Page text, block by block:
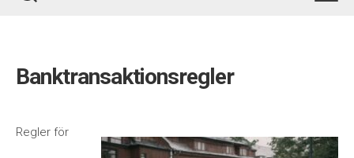
Banktransaktionsregler
Regler för